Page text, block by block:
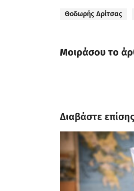
Θοδωρής Δρίτσας
Μοιράσου το
Διαβάστε